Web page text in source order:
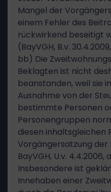
Mangel der
einem Fehler des
rückwirkend beseitigt
(BayVGH, B.v.
bb) Die
Beklagten ist nicht
beanstanden, weil sie
Ausnahme von der
bestimmte Personen
Personengruppen
diesen inhaltsgleichen
Vorgängersatzung der
BayVGH, U.v. 4.4.2006,
Insbesondere ist
Innehaben einer